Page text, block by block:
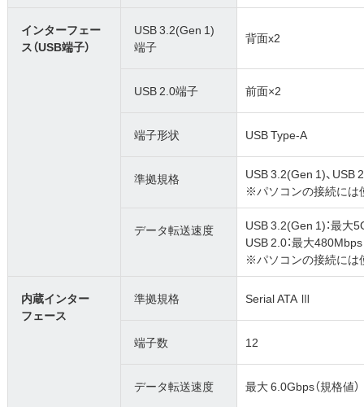
インターフェー
ス（USB端子）
USB 3.2(Gen 1)
端子
背面x2
USB 2.0端子 前面×2
端子形状 USB Type-A
準拠規格
USB 3.2(Gen 1)、USB
※パソコンの接続には
データ転送速度
USB 3.2(Gen 1)：最大
USB 2.0：最大480Mbps
※パソコンの接続には
内蔵インター
フェース
準拠規格 Serial ATA Ⅲ
端子数 12
データ転送速度 最大 6.0Gbps（規格値）